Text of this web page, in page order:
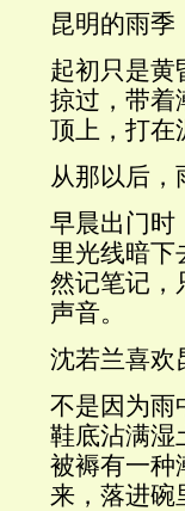
昆明的雨季
起初只是黄
掠过，带着
顶上，打在
从那以后，
早晨出门时
里光线暗
然记笔记，
声音。
沈若兰喜欢
不是因为雨
鞋底沾满湿
被褥有一种
来，落进碗